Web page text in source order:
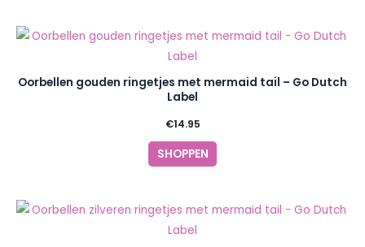
Oorbellen gouden ringetjes met mermaid tail – Go Dutch
Label
€14.95
SHOPPEN